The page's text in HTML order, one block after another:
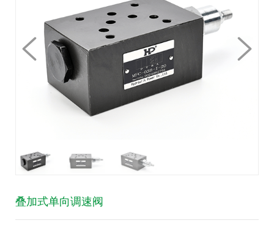
叠加式单向调速阀